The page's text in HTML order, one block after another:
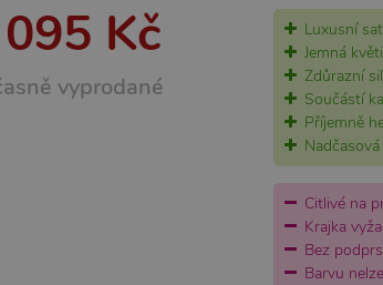
Kč
vyprodané
Luxusní
Jemná
Zdůrazní
Součástí
Příjemně
Citlivé na
Krajka
Bez
Barvu